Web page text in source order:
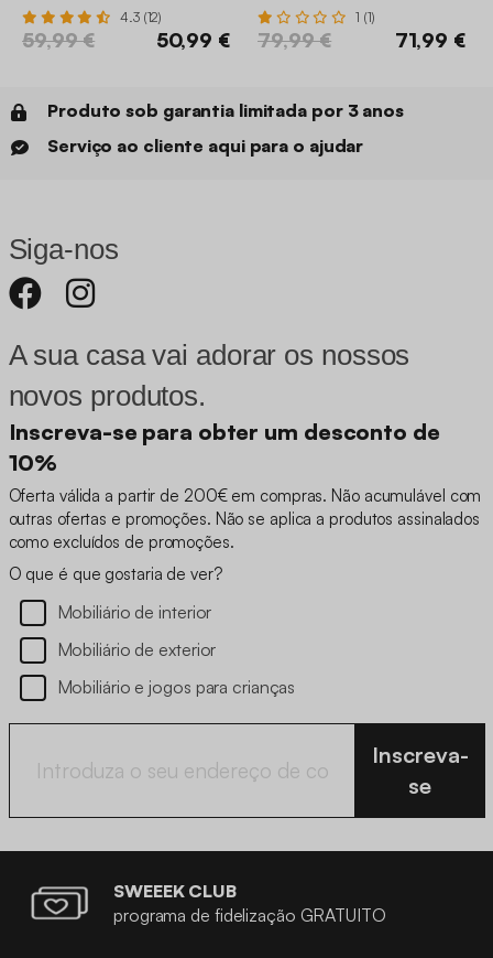
4.3 (12)
59,99 € 50,99 €
1 (1)
79,99 € 71,99 €
Produto sob garantia limitada por 3 anos
Serviço ao cliente aqui para o ajudar
Siga-nos
A sua casa vai adorar os nossos
novos produtos.
Inscreva-se para obter um desconto de
10%
Oferta válida a partir de 200€ em compras. Não acumulável com
outras ofertas e promoções. Não se aplica a produtos assinalados
como excluídos de promoções.
O que é que gostaria de ver?
Mobiliário de interior
Mobiliário de exterior
Mobiliário e jogos para crianças
Inscreva-
se
SWEEEK CLUB
programa de fidelização GRATUITO